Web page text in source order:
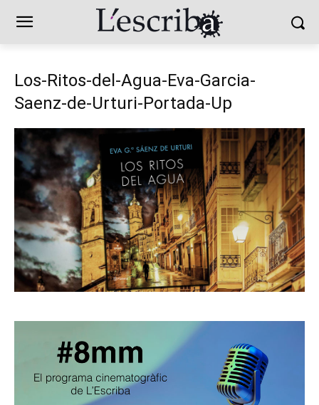
Los-Ritos-del-Agua-Eva-Garcia-
Saenz-de-Urturi-Portada-Up